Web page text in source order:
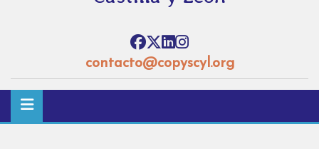
contacto@copyscyl.org